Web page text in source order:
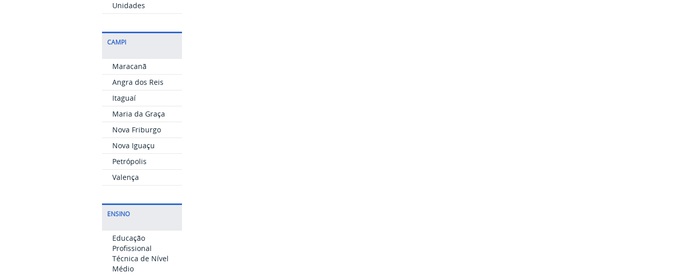
Unidades
CAMPI
Maracanã
Angra dos Reis
Itaguaí
Maria da Graça
Nova Friburgo
Nova Iguaçu
Petrópolis
Valença
ENSINO
Educação
Profissional
Técnica de Nível
Médio